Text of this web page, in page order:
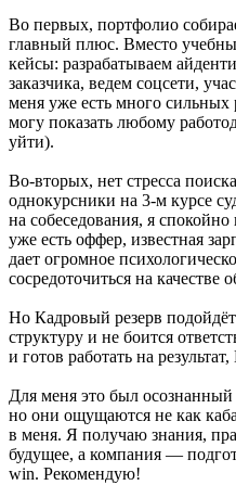
Во первых, портфолио
главный плюс. Вместо
кейсы: разрабатываем
заказчика, ведем соцсети,
меня уже есть много сильных
могу показать любому
уйти).
Во-вторых, нет стресса
однокурсники на 3-м курсе
на собеседования, я
уже есть оффер, известная
дает огромное
сосредоточиться на
Но Кадровый резерв
структуру и не боится
и готов работать на
Для меня это был осознанный
но они ощущаются не как
в меня. Я получаю знания,
будущее, а компания —
win. Рекомендую!